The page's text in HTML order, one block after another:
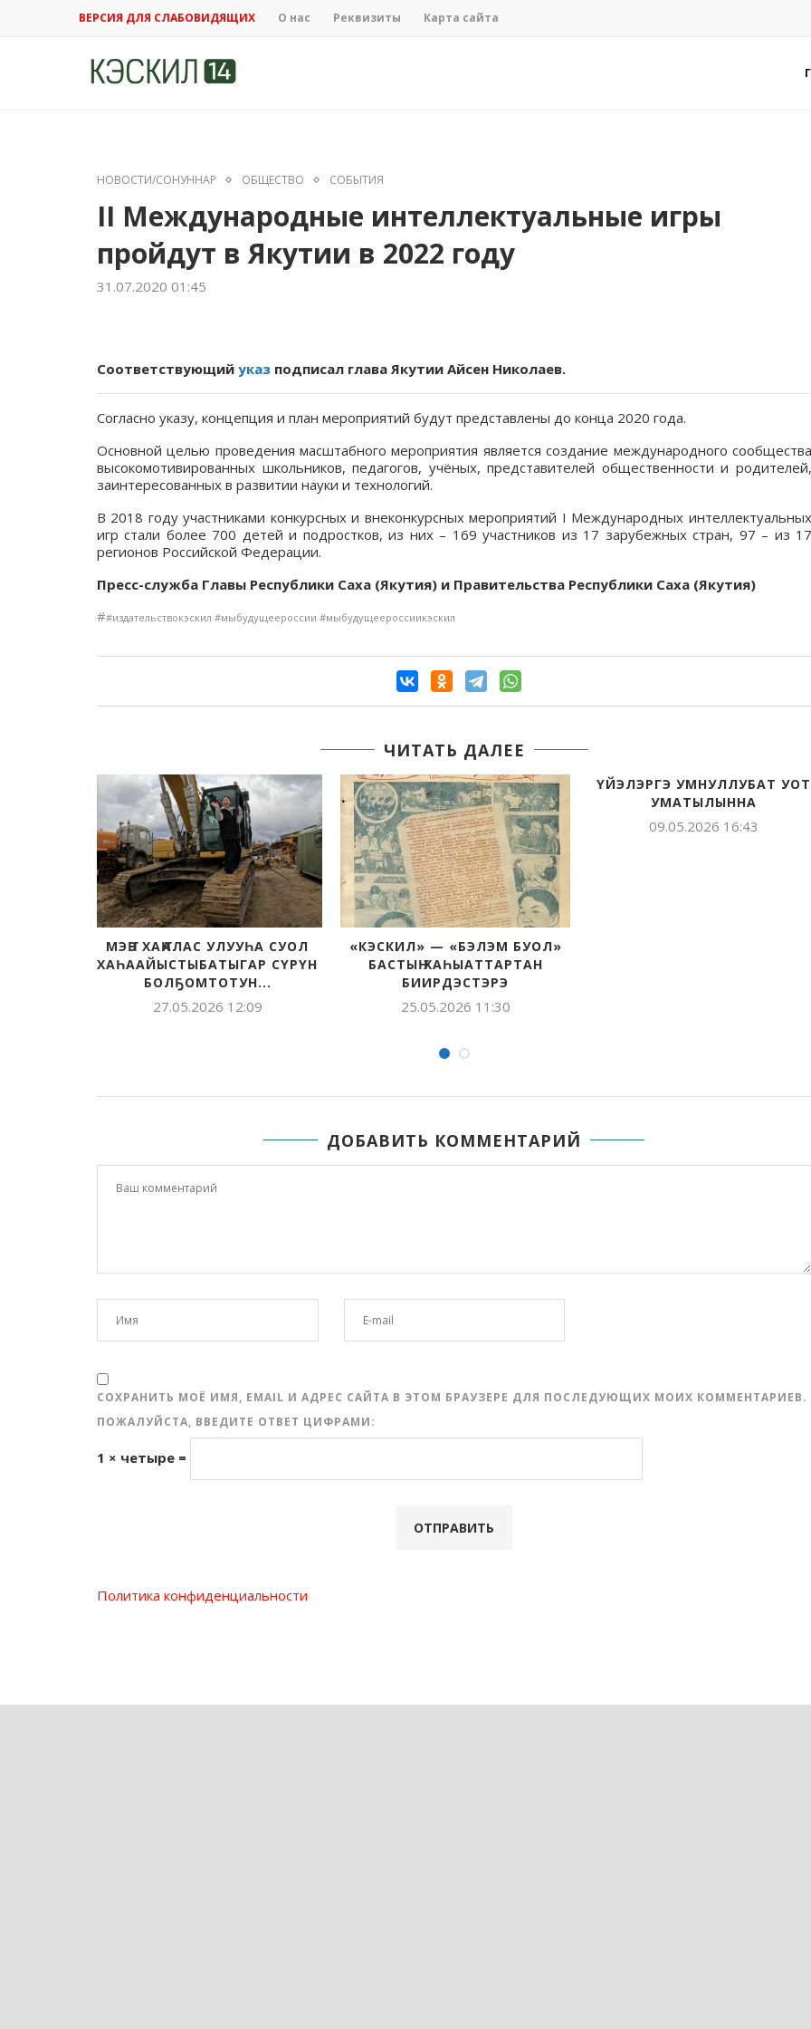
ВЕРСИЯ ДЛЯ СЛАБОВИДЯЩИХ О нас Реквизиты Карта сайта
НОВОСТИ/СОНУННАР ОБЩЕСТВО СОБЫТИЯ
II Международные интеллектуальные игры
пройдут в Якутии в 2022 году
31.07.2020 01:45
Соответствующий указ подписал глава Якутии Айсен Николаев.
Согласно указу, концепция и план мероприятий будут представлены до конца 2020 года.
Основной целью проведения масштабного мероприятия является создание международного сообщества
высокомотивированных школьников, педагогов, учёных, представителей общественности и родителей,
заинтересованных в развитии науки и технологий.
В 2018 году участниками конкурсных и внеконкурсных мероприятий I Международных интеллектуальных
игр стали более 700 детей и подростков, из них – 169 участников из 17 зарубежных стран, 97 – из 17
регионов Российской Федерации.
Пресс-служба Главы Республики Саха (Якутия) и Правительства Республики Саха (Якутия)
##издательствокэскил #мыбудущеероссии #мыбудущеероссиикэскил
ЧИТАТЬ ДАЛЕЕ
МЭҤЭ ХАҤАЛАС УЛУУҺА СУОЛ
ХАҺААЙЫСТЫБАТЫГАР СҮРҮН
БОЛҔОМТОТУН...
27.05.2026 12:09
«КЭСКИЛ» — «БЭЛЭМ БУОЛ»
БАСТЫҤ ХАҺЫАТТАРТАН
БИИРДЭСТЭРЭ
25.05.2026 11:30
ҮЙЭЛЭРГЭ УМНУЛЛУБАТ УОТ
УМАТЫЛЫННА
09.05.2026 16:43
ДОБАВИТЬ КОММЕНТАРИЙ
СОХРАНИТЬ МОЁ ИМЯ, EMAIL И АДРЕС САЙТА В ЭТОМ БРАУЗЕРЕ ДЛЯ ПОСЛЕДУЮЩИХ МОИХ КОММЕНТАРИЕВ.
ПОЖАЛУЙСТА, ВВЕДИТЕ ОТВЕТ ЦИФРАМИ:
1 × четыре =
Политика конфиденциальности